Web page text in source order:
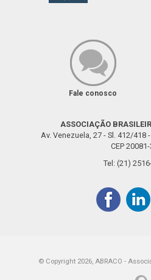
Fale conosco
ASSOCIAÇÃO
Av. Venezuela, 27 - Sl. 412/418
CEP
Tel: (21)
© Copyright 2026, ABRACO -